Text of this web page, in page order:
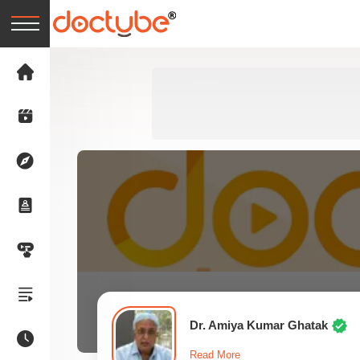
Dr. Amiya Kumar Ghatak
Read More